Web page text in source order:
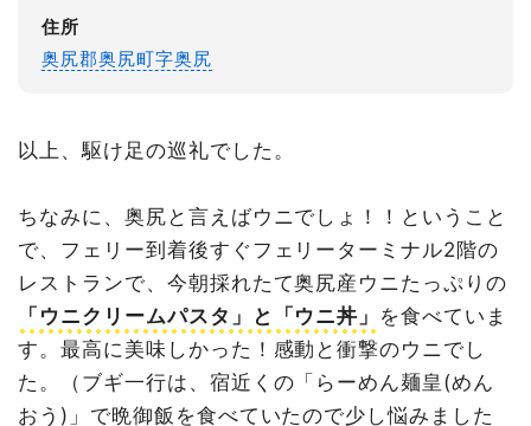
住所
奥尻郡奥尻町字奥尻
以上、駆け足の巡礼でした。
ちなみに、奥尻と言えばウニでしょ！！ということ
で、フェリー到着後すぐフェリーターミナル2階の
レストランで、今朝採れたて奥尻産ウニたっぷりの
「ウニクリームパスタ」と「ウニ丼」 を食べていま
す。最高に美味しかった！感動と衝撃のウニでし
た。（ブギ一行は、宿近くの「らーめん麺皇(めん
おう)」で晩御飯を食べていたので少し悩みました